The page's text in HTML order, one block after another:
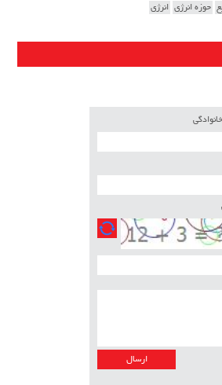
حوزه انرژی انرژی